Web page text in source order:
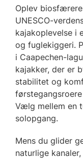
Oplev
UNESCO-
kajakoplevelse i
og fuglekiggeri.
i Caapechen-
kajakker, der er
stabilitet og
Vælg mellem en
solopgang.
Mens du glider
naturlige